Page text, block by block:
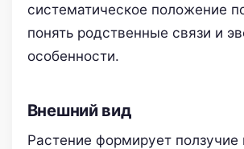
систематическое положение
понять родственные связи и
особенности.
Внешний вид
Растение формирует ползучие